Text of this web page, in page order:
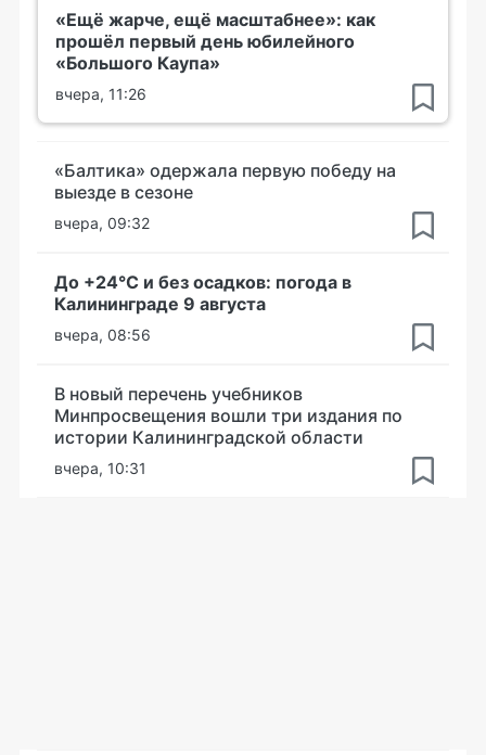
«Ещё жарче, ещё масштабнее»: как
прошёл первый день юбилейного
«Большого Каупа»
вчера, 11:26
«Балтика» одержала первую победу на
выезде в сезоне
вчера, 09:32
До +24°С и без осадков: погода в
Калининграде 9 августа
вчера, 08:56
В новый перечень учебников
Минпросвещения вошли три издания по
истории Калининградской области
вчера, 10:31